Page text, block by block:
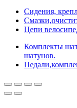
Сидения,
Цепи
Комплекты
шатунов.